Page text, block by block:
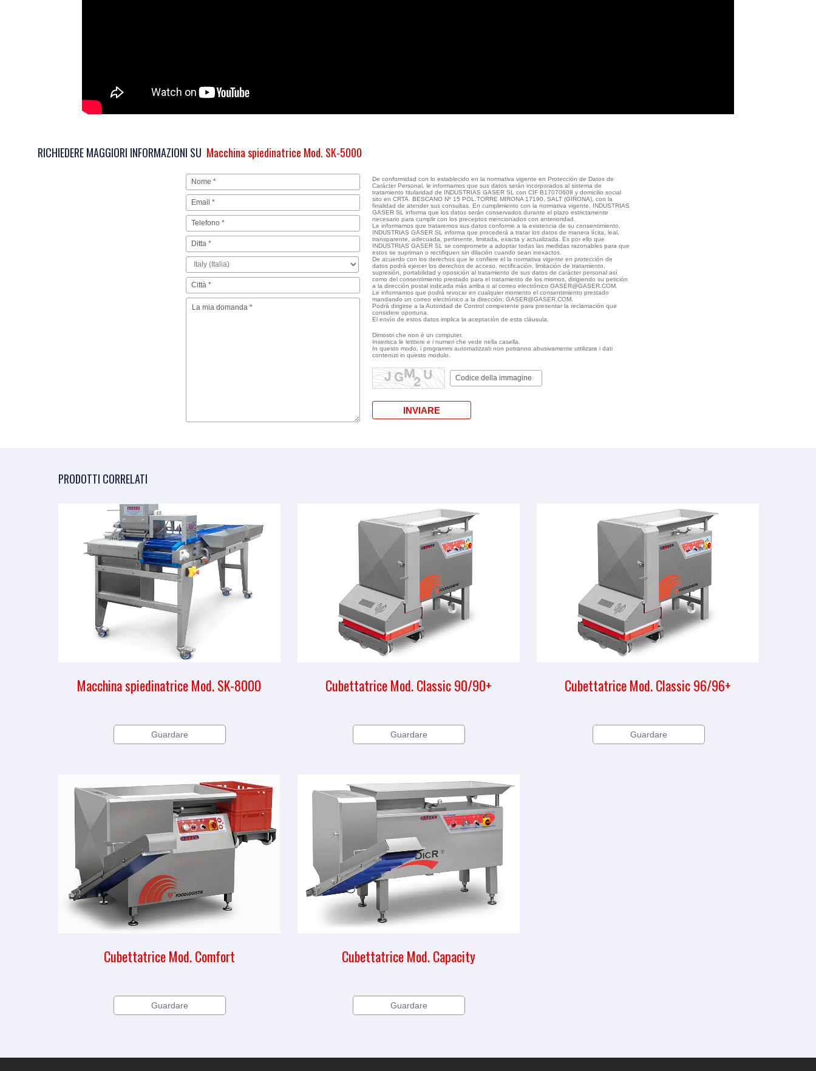
RICHIEDERE MAGGIORI INFORMAZIONI SU Macchina spiedinatrice Mod. SK-5000
De conformidad con lo establecido en la normativa vigente en Protección de Datos de
Carácter Personal, le informamos que sus datos serán incorporados al sistema de
tratamiento titularidad de INDUSTRIAS GASER SL con CIF B17070608 y domicilio social
sito en CRTA. BESCANO Nº 15 POL.TORRE MIRONA 17190, SALT (GIRONA), con la
finalidad de atender sus consultas. En cumplimiento con la normativa vigente, INDUSTRIAS
GASER SL informa que los datos serán conservados durante el plazo estrictamente
necesario para cumplir con los preceptos mencionados con anterioridad.
Le informamos que trataremos sus datos conforme a la existencia de su consentimiento.
INDUSTRIAS GASER SL informa que procederá a tratar los datos de manera lícita, leal,
transparente, adecuada, pertinente, limitada, exacta y actualizada. Es por ello que
INDUSTRIAS GASER SL se compromete a adoptar todas las medidas razonables para que
estos se supriman o rectifiquen sin dilación cuando sean inexactos.
De acuerdo con los derechos que le confiere el la normativa vigente en protección de
datos podrá ejercer los derechos de acceso, rectificación, limitación de tratamiento,
supresión, portabilidad y oposición al tratamiento de sus datos de carácter personal así
como del consentimiento prestado para el tratamiento de los mismos, dirigiendo su petición
a la dirección postal indicada más arriba o al correo electrónico GASER@GASER.COM.
Le informamos que podrá revocar en cualquier momento el consentimiento prestado
mandando un correo electrónico a la dirección: GASER@GASER.COM.
Podrá dirigirse a la Autoridad de Control competente para presentar la reclamación que
considere oportuna.
El envío de estos datos implica la aceptación de esta cláusula.
Dimostri che non è un computer.
Inserisca le letttere e i numeri che vede nella casella.
In questo modo, i programmi automatizzati non potranno abusivamente uttilizare i dati
contenuti in questo modulo.
PRODOTTI CORRELATI
Macchina spiedinatrice Mod. SK-8000
Guardare
Cubettatrice Mod. Classic 90/90+
Guardare
Cubettatrice Mod. Classic 96/96+
Guardare
Cubettatrice Mod. Comfort
Guardare
Cubettatrice Mod. Capacity
Guardare